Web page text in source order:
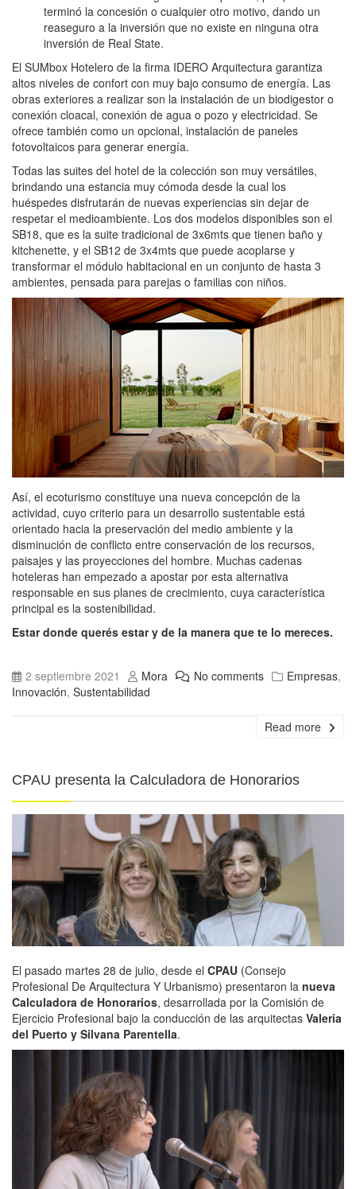
terminó la concesión o cualquier otro motivo, dando un
reaseguro a la inversión que no existe en ninguna otra
inversión de Real State.
El SUMbox Hotelero de la firma IDERO Arquitectura garantiza
altos niveles de confort con muy bajo consumo de energía. Las
obras exteriores a realizar son la instalación de un biodigestor o
conexión cloacal, conexión de agua o pozo y electricidad. Se
ofrece también como un opcional, instalación de paneles
fotovoltaicos para generar energía.
Todas las suites del hotel de la colección son muy versátiles,
brindando una estancia muy cómoda desde la cual los
huéspedes disfrutarán de nuevas experiencias sin dejar de
respetar el medioambiente. Los dos modelos disponibles son el
SB18, que es la suite tradicional de 3x6mts que tienen baño y
kitchenette, y el SB12 de 3x4mts que puede acoplarse y
transformar el módulo habitacional en un conjunto de hasta 3
ambientes, pensada para parejas o familias con niños.
Así, el ecoturismo constituye una nueva concepción de la
actividad, cuyo criterio para un desarrollo sustentable está
orientado hacia la preservación del medio ambiente y la
disminución de conflicto entre conservación de los recursos,
paisajes y las proyecciones del hombre. Muchas cadenas
hoteleras han empezado a apostar por esta alternativa
responsable en sus planes de crecimiento, cuya característica
principal es la sostenibilidad.
Estar donde querés estar y de la manera que te lo mereces.
2 septiembre 2021 Mora No comments Empresas,
Innovación, Sustentabilidad
Read more
CPAU presenta la Calculadora de Honorarios
El pasado martes 28 de julio, desde el CPAU (Consejo
Profesional De Arquitectura Y Urbanismo) presentaron la nueva
Calculadora de Honorarios, desarrollada por la Comisión de
Ejercicio Profesional bajo la conducción de las arquitectas Valeria
del Puerto y Silvana Parentella.